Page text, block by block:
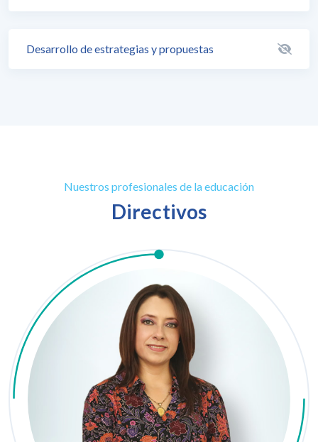
Desarrollo de estrategias y propuestas
Nuestros profesionales de la educación
Directivos